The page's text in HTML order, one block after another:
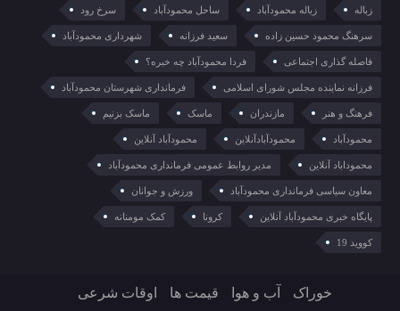
زباله زباله محمودآباد ساحل محمودآباد سرخ رود
سرهنگ محمود حسین زاده سعید فرزانه شهرداری محمودآباد
فاصله گذاری اجتماعی فردا محمودآباد چه خبره؟
فرزانه نماینده مجلس شورای اسلامی فرمانداری شهرستان محمودآباد
فرهنگ و هنر مازندران ماسک ماسک بزنیم
محمودآباد محمودآبادآنلاین محمودآباد آنلاین
محموداباد آنلاین مدیر روابط عمومی فرمانداری محمودآباد
معاون سیاسی فرمانداری محمودآباد ورزش و جوانان
پایگاه خبری محمودآباد آنلاین کرونا کمک مومنانه
کووید 19
خوراک آب و هوا قیمت ها اوقات شرعی